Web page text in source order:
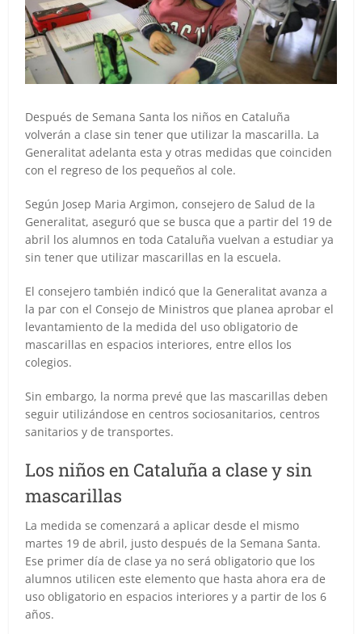
Después de Semana Santa los niños en Cataluña
volverán a clase sin tener que utilizar la mascarilla. La
Generalitat adelanta esta y otras medidas que coinciden
con el regreso de los pequeños al cole.
Según Josep Maria Argimon, consejero de Salud de la
Generalitat, aseguró que se busca que a partir del 19 de
abril los alumnos en toda Cataluña vuelvan a estudiar ya
sin tener que utilizar mascarillas en la escuela.
El consejero también indicó que la Generalitat avanza a
la par con el Consejo de Ministros que planea aprobar el
levantamiento de la medida del uso obligatorio de
mascarillas en espacios interiores, entre ellos los
colegios.
Sin embargo, la norma prevé que las mascarillas deben
seguir utilizándose en centros sociosanitarios, centros
sanitarios y de transportes.
Los niños en Cataluña a clase y sin
mascarillas
La medida se comenzará a aplicar desde el mismo
martes 19 de abril, justo después de la Semana Santa.
Ese primer día de clase ya no será obligatorio que los
alumnos utilicen este elemento que hasta ahora era de
uso obligatorio en espacios interiores y a partir de los 6
años.